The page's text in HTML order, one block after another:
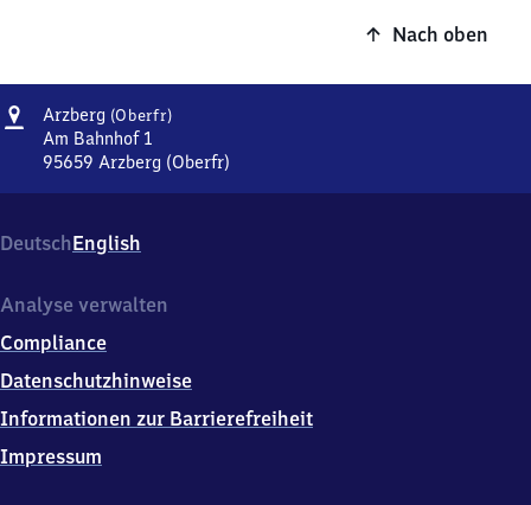
Nach oben
Adresse
Arzberg (Oberfr)Arzberg
Am Bahnhof 1
95659 Arzberg (Oberfr)
Am
Bahnhof
9
6
5
Arzberg
(Oberfr)
DeutschEnglish
Analyse verwalten
Compliance
Datenschutzhinweise
Informationen zur Barrierefreiheit
Impressum